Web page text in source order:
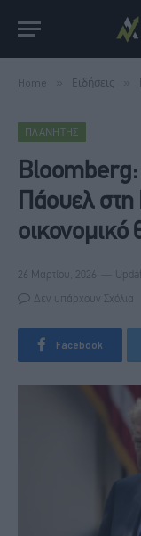
Home Ειδήσεις
ΠΛΑΝΉΤΗΣ
Bloomberg:
Πάουελ στη
οικονομικό
26 Μαρτίου, 2026
Δεν υπάρχουν Σχόλια
Facebook